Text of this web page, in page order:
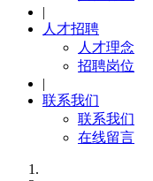
|
人才招聘
人才理念
招聘岗位
|
联系我们
联系我们
在线留言